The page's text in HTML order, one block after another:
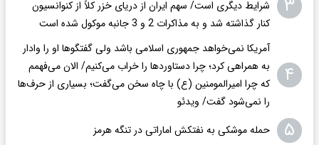
۳
شرایط دیگری است/ سهم ایران از دریای خزر کلاً از کنوانسیون
کنار گذاشته شد و به مذاکرات 2 و 3 جانبه موکول شده است
۴
آمریکا نمی‌خواهد جمهوری اسلامی باشد ولی گفتگوها او را وادار
به همراهی کرد؛ چرا دستاوردها را خراب می‌کنیم/ الان می‌فهمم
که چرا امیرالمومنین (ع) با چاه سخن می‌گفت؛ بسیاری از حرف‌ها
را نمی‌شود گفت/ ویدئو
۵ حمله موشکی به نفتکش اماراتی در تنگه هرمز